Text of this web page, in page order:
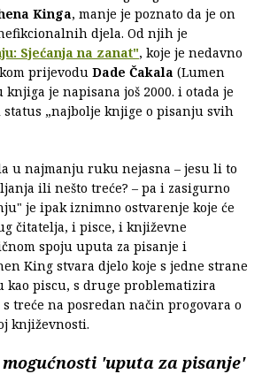
Kinga, manje je poznato da je on
djela. Od njih je
Sjećanja na zanat", koje je nedavno
prijevodu Dade Čakala (Lumen
je napisana još 2000. i otada je
„najbolje knjige o pisanju svih
u najmanju ruku nejasna – jesu li to
ili nešto treće? – pa i zasigurno
je ipak iznimno ostvarenje koje će
čitatelja, i pisce, i književne
spoju uputa za pisanje i
King stvara djelo koje s jedne strane
kao piscu, s druge problematizira
treće na posredan način progovara o
književnosti.
'uputa za pisanje'